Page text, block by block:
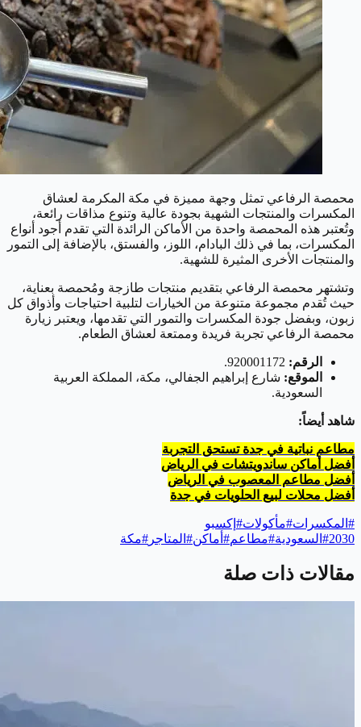
محمصة الرفاعي تمثل وجهة مميزة في مكة المكرمة لعشاق
المكسرات والمنتجات الشهية بجودة عالية وتنوع مذاقات رائعة،
وتُعتبر هذه المحمصة واحدة من الأماكن الرائدة التي تقدم أجود أنواع
المكسرات، بما في ذلك البادام، اللوز، والفستق، بالإضافة إلى التمور
والمنتجات الأخرى المثيرة للشهية.
وتشتهر محمصة الرفاعي بتقديم منتجات طازجة ومُحمصة بعناية،
حيث تُقدم مجموعة متنوعة من الخيارات لتلبية احتياجات وأذواق كل
زبون، وبفضل جودة المكسرات والتمور التي تقدمها، ويعتبر زيارة
محمصة الرفاعي تجربة فريدة وممتعة لعشاق الطعام.
الرقم:
الموقع: شارع إبراهيم الجفالي، مكة، المملكة العربية
السعودية.
شاهد أيضاً:
مطاعم نباتية في جدة تستحق التجربة
أفضل أماكن ساندويتشات في الرياض
أفضل مطاعم المعصوب في الرياض
أفضل محلات لبيع الحلويات في جدة
# المكسرات#مأكولات# إكسبو
2030
# السعودية#مطاعم# أماكن# المتاجر #مكة
مقالات ذات صلة